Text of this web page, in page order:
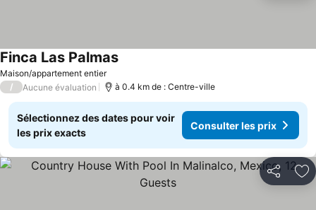
Maison/appartement entier
Finca Las PalmasConsulter les prix
/ Aucune évaluation à 0.4 km de : Centre-ville
Sélectionnez des dates pour voir
les prix exacts
Consulter les prix
Partager